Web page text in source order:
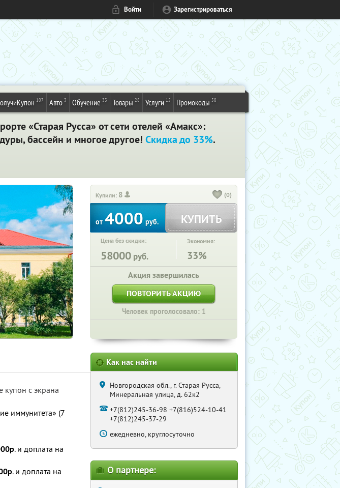
Войти Зарегистрироваться
107 Авто 3 Обучение 33 Товары 28 Услуги 15 Промокоды 58
​«Старая​ ​Русса»​ ​от сети​ ​отелей​ ​«Амакс»:​
бассейн​ ​и​ ​многое​ ​другое!​ Скидка​ ​до​ ​33%.
Купили: 8 (0)
от 4000 руб. КУПИТЬ
Цена без скидки:
58000 руб.
Экономия:
33%
Акция завершилась
ПОВТОРИТЬ АКЦИЮ
Человек проголосовало: 1
купон с экрана
иммунитета» (7
. и доплата на
. и доплата на
Как нас найти
Новгородская обл., г. Старая Русса,
Минеральная улица, д. 62к2
+7(812)245-36-98 +7(816)524-10-41
+7(812)245-37-29
ежедневно, круглосуточно
О партнере: